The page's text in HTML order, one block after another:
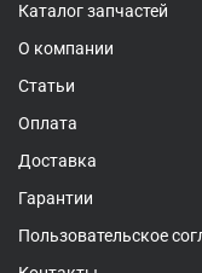
Каталог запчастей
О компании
Статьи
Оплата
Доставка
Гарантии
Пользовательское